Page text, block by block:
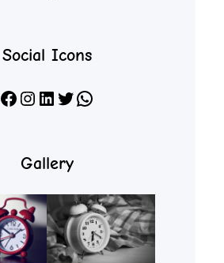
Social Icons
Facebook Instagram LinkedIn X WhatsApp
Gallery